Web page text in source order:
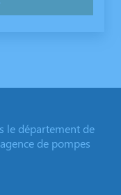
le département de
de pompes